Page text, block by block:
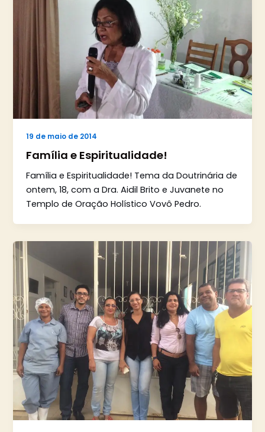
19 de maio de 2014
Família e Espiritualidade!
Família e Espiritualidade! Tema da Doutrinária de
ontem, 18, com a Dra. Aidil Brito e Juvanete no
Templo de Oração Holístico Vovô Pedro.